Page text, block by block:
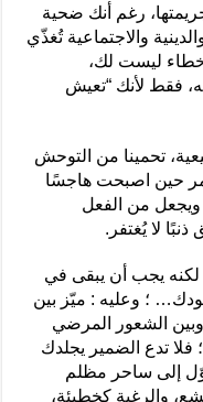
رغم أنك ضحية
والاجتماعية تُغذّي
ليست لك،
فقط لأنك “تعيش
تحمينا من التوحش
حين اصبحت هاجسًا
ويجعل من الفعل
لا يُغتفر.
لكنه يجب أن يبقى في
؛ وعليه : ميّز بين
الشعور المرضي
فلا تدع الضمير يجلدك
إلى ساحر مظلم
والرغبة كخطيئة،